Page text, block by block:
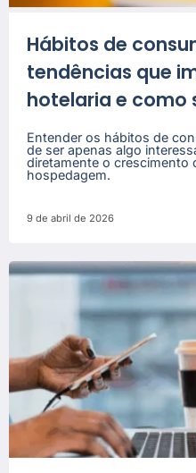
Hábitos de
tendências que
hotelaria e como
Entender os hábitos de
de ser apenas algo
diretamente o crescimento
hospedagem.
9 de abril de 2026